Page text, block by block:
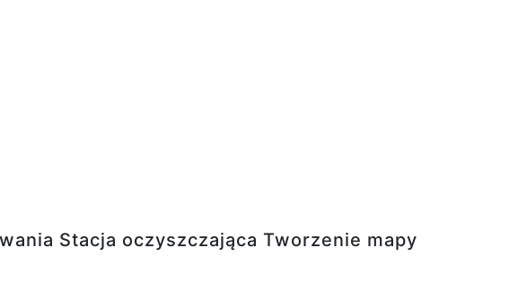
Tworzenie mapy pomieszczenia AI
Stacja oczyszczająca Tworzenie mapy